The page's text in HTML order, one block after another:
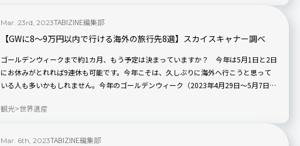
Mar. 23rd, 2023TABIZINE編集部
【GWに8〜9万円以内で行ける海外の旅行先8選】スカイスキャナー調べ
ゴールデンウィークまで約1カ月、もう予定は決まっていますか？ 今年は5月1日と2日
にお休みがとれれば9連休も可能です。今年こそは、久しぶりに海外へ行こうと思って
いる人も多いかもしれません。今年のゴールデンウィーク（2023年4月29日〜5月7日）
る海外旅行先を8カ所ピックアップしました。自然や歴史、テーマパーク、グルメな
ど、それぞれの見どころを紹介します。ぜひ旅行の参考にしてみてくださいね。 ※記
事内の航空券価格は、スカイスキャナーで、出発日を2023年4月29日、現地出発日を5
観光 世界遺産
Mar. 6th, 2023TABIZINE編集部